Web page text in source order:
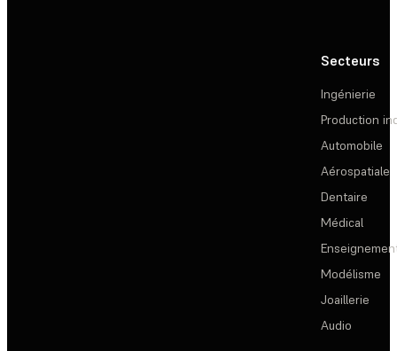
Secteurs
Ingénierie
Production
Automobile
Aérospatiale
Dentaire
Médical
Modélisme
Joaillerie
Audio